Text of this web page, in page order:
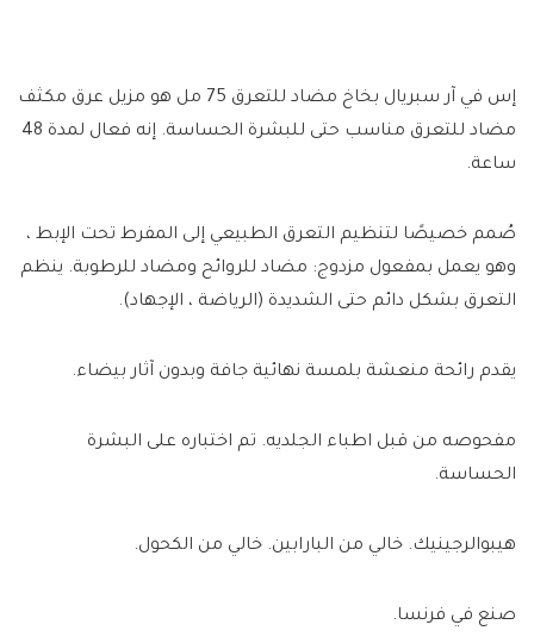
إس في آر سبريال بخاخ مضاد للتعرق 75 مل هو مزيل عرق مكثف
مضاد للتعرق مناسب حتى للبشرة الحساسة. إنه فعال لمدة 48
ساعة.
صُمم خصيصًا لتنظيم التعرق الطبيعي إلى المفرط تحت الإبط ،
وهو يعمل بمفعول مزدوج: مضاد للروائح ومضاد للرطوبة. ينظم
التعرق بشكل دائم حتى الشديدة (الرياضة ، الإجهاد).
يقدم رائحة منعشة بلمسة نهائية جافة وبدون آثار بيضاء.
مفحوصه من قبل اطباء الجلديه. تم اختباره على البشرة
الحساسة.
هيبوالرجينيك. خالي من البارابين. خالي من الكحول.
صنع في فرنسا.